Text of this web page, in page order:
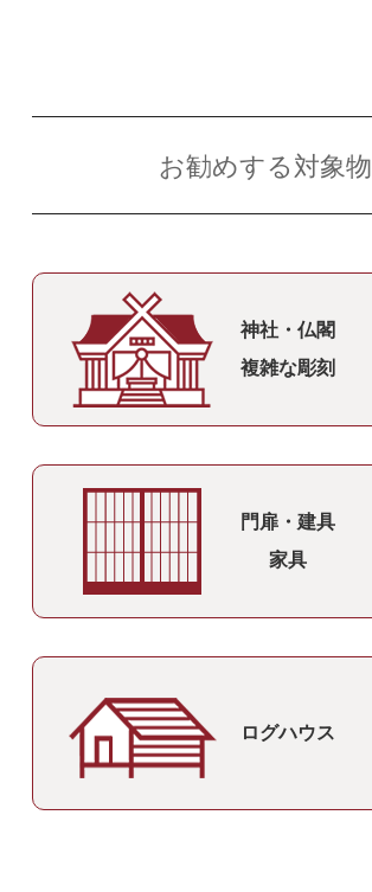
お勧めする対象物
神社・仏閣
複雑な彫刻
門扉・建具
家具
ログハウス